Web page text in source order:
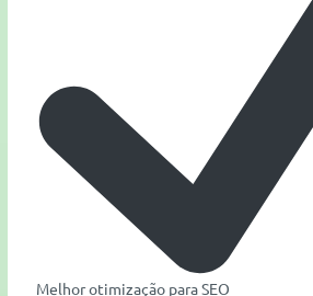
Melhor otimização para SEO